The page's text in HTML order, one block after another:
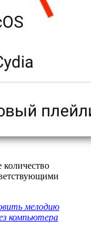
количество
мелодию
компьютера